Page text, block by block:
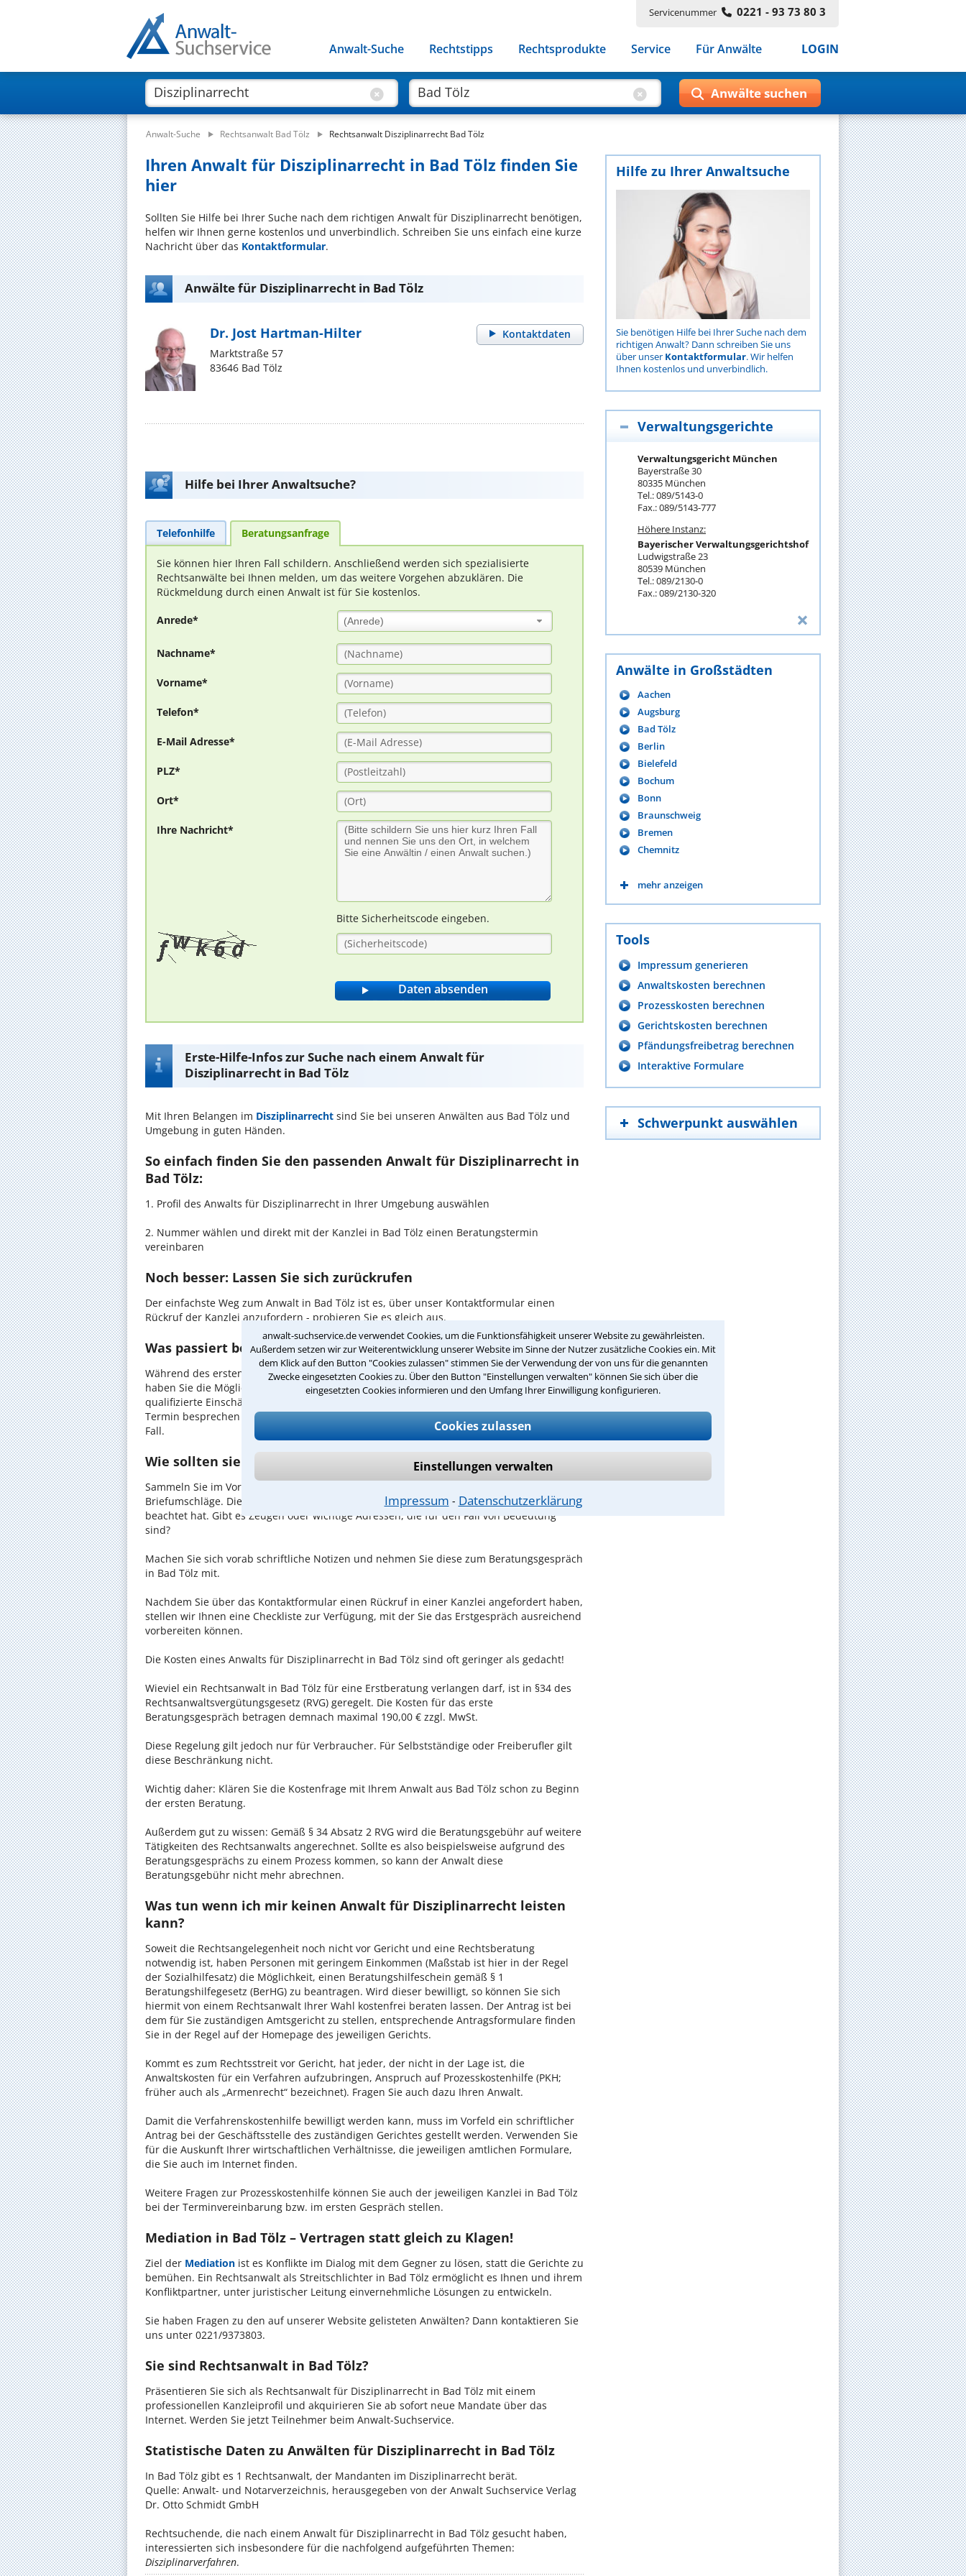
anwalt-suchservice.de verwendet Cookies, um die Funktionsfähigkeit unserer Website zu gewährleisten.
Außerdem setzen wir zur Weiterentwicklung unserer Website im Sinne der Nutzer zusätzliche Cookies ein. Mit
dem Klick auf den Button "Cookies zulassen" stimmen Sie der Verwendung der von uns für die genannten
Zwecke eingesetzten Cookies zu. Über den Button "Einstellungen verwalten" können Sie sich über die
eingesetzten Cookies informieren und den Umfang Ihrer Einwilligung konfigurieren.
Cookies zulassen
Einstellungen verwalten
Impressum ⁃ Datenschutzerklärung
Servicenummer 0221 - 93 73 80 3
Anwalt-Suche Rechtstipps Rechtsprodukte Service Für Anwälte LOGIN
Anwalt-Suche Rechtsanwalt Bad Tölz Rechtsanwalt Disziplinarrecht Bad Tölz
Ihren Anwalt für Disziplinarrecht in Bad Tölz finden Sie
hier
Sollten Sie Hilfe bei Ihrer Suche nach dem richtigen Anwalt für Disziplinarrecht benötigen,
helfen wir Ihnen gerne kostenlos und unverbindlich. Schreiben Sie uns einfach eine kurze
Nachricht über das Kontaktformular.
Anwälte für Disziplinarrecht in Bad Tölz
Kontaktdaten
Dr. Jost Hartman-Hilter
Marktstraße 57
83646 Bad Tölz
Hilfe bei Ihrer Anwaltsuche?
Telefonhilfe Beratungsanfrage
Sie können hier Ihren Fall schildern. Anschließend werden sich spezialisierte
Rechtsanwälte bei Ihnen melden, um das weitere Vorgehen abzuklären. Die
Rückmeldung durch einen Anwalt ist für Sie kostenlos.
Anrede* (Anrede)
Nachname*
Vorname*
Telefon*
E-Mail Adresse*
PLZ*
Ort*
Ihre Nachricht*
Bitte Sicherheitscode eingeben.
Erste-Hilfe-Infos zur Suche nach einem Anwalt für
Disziplinarrecht in Bad Tölz
Mit Ihren Belangen im Disziplinarrecht sind Sie bei unseren Anwälten aus Bad Tölz und
Umgebung in guten Händen.
So einfach finden Sie den passenden Anwalt für Disziplinarrecht in
Bad Tölz:
1. Profil des Anwalts für Disziplinarrecht in Ihrer Umgebung auswählen
2. Nummer wählen und direkt mit der Kanzlei in Bad Tölz einen Beratungstermin
vereinbaren
Noch besser: Lassen Sie sich zurückrufen
Der einfachste Weg zum Anwalt in Bad Tölz ist es, über unser Kontaktformular einen
Rückruf der Kanzlei anzufordern - probieren Sie es gleich aus.
Was passiert beim anwaltlichen Erstgespräch in Bad Tölz?
Während des ersten Gesprächs mit Ihrem Rechtsanwalt für Disziplinarrecht in Bad Tölz
haben Sie die Möglichkeit, in Ruhe den Sachverhalt zu schildern, sodass Sie eine
qualifizierte Einschätzung zu Ihrem Fall und Ihren Erfolgsaussichten erhalten. In diesem
Termin besprechen Sie dann mit Ihrem Anwalt auch die weitere Vorgehensweise in Ihrem
Fall.
Wie sollten sie Sich auf den Termin beim Anwalt vorbereiten?
Sammeln Sie im Vorfeld alle Unterlagen wie z.B. Verträge oder Briefe sowie die
Briefumschläge. Diese könnten mitunter Aufschluss darüber geben, ob der Gegner Fristen
beachtet hat. Gibt es Zeugen oder wichtige Adressen, die für den Fall von Bedeutung
sind?
Machen Sie sich vorab schriftliche Notizen und nehmen Sie diese zum Beratungsgespräch
in Bad Tölz mit.
Nachdem Sie über das Kontaktformular einen Rückruf in einer Kanzlei angefordert haben,
stellen wir Ihnen eine Checkliste zur Verfügung, mit der Sie das Erstgespräch ausreichend
vorbereiten können.
Die Kosten eines Anwalts für Disziplinarrecht in Bad Tölz sind oft geringer als gedacht!
Wieviel ein Rechtsanwalt in Bad Tölz für eine Erstberatung verlangen darf, ist in §34 des
Rechtsanwaltsvergütungsgesetz (RVG) geregelt. Die Kosten für das erste
Beratungsgespräch betragen demnach maximal 190,00 € zzgl. MwSt.
Diese Regelung gilt jedoch nur für Verbraucher. Für Selbstständige oder Freiberufler gilt
diese Beschränkung nicht.
Wichtig daher: Klären Sie die Kostenfrage mit Ihrem Anwalt aus Bad Tölz schon zu Beginn
der ersten Beratung.
Außerdem gut zu wissen: Gemäß § 34 Absatz 2 RVG wird die Beratungsgebühr auf weitere
Tätigkeiten des Rechtsanwalts angerechnet. Sollte es also beispielsweise aufgrund des
Beratungsgesprächs zu einem Prozess kommen, so kann der Anwalt diese
Beratungsgebühr nicht mehr abrechnen.
Was tun wenn ich mir keinen Anwalt für Disziplinarrecht leisten
kann?
Soweit die Rechtsangelegenheit noch nicht vor Gericht und eine Rechtsberatung
notwendig ist, haben Personen mit geringem Einkommen (Maßstab ist hier in der Regel
der Sozialhilfesatz) die Möglichkeit, einen Beratungshilfeschein gemäß § 1
Beratungshilfegesetz (BerHG) zu beantragen. Wird dieser bewilligt, so können Sie sich
hiermit von einem Rechtsanwalt Ihrer Wahl kostenfrei beraten lassen. Der Antrag ist bei
dem für Sie zuständigen Amtsgericht zu stellen, entsprechende Antragsformulare finden
Sie in der Regel auf der Homepage des jeweiligen Gerichts.
Kommt es zum Rechtsstreit vor Gericht, hat jeder, der nicht in der Lage ist, die
Anwaltskosten für ein Verfahren aufzubringen, Anspruch auf Prozesskostenhilfe (PKH;
früher auch als „Armenrecht“ bezeichnet). Fragen Sie auch dazu Ihren Anwalt.
Damit die Verfahrenskostenhilfe bewilligt werden kann, muss im Vorfeld ein schriftlicher
Antrag bei der Geschäftsstelle des zuständigen Gerichtes gestellt werden. Verwenden Sie
für die Auskunft Ihrer wirtschaftlichen Verhältnisse, die jeweiligen amtlichen Formulare,
die Sie auch im Internet finden.
Weitere Fragen zur Prozesskostenhilfe können Sie auch der jeweiligen Kanzlei in Bad Tölz
bei der Terminvereinbarung bzw. im ersten Gespräch stellen.
Mediation in Bad Tölz – Vertragen statt gleich zu Klagen!
Ziel der Mediation ist es Konflikte im Dialog mit dem Gegner zu lösen, statt die Gerichte zu
bemühen. Ein Rechtsanwalt als Streitschlichter in Bad Tölz ermöglicht es Ihnen und ihrem
Konfliktpartner, unter juristischer Leitung einvernehmliche Lösungen zu entwickeln.
Sie haben Fragen zu den auf unserer Website gelisteten Anwälten? Dann kontaktieren Sie
uns unter 0221/9373803.
Sie sind Rechtsanwalt in Bad Tölz?
Präsentieren Sie sich als Rechtsanwalt für Disziplinarrecht in Bad Tölz mit einem
professionellen Kanzleiprofil und akquirieren Sie ab sofort neue Mandate über das
Internet. Werden Sie jetzt Teilnehmer beim Anwalt-Suchservice.
Statistische Daten zu Anwälten für Disziplinarrecht in Bad Tölz
In Bad Tölz gibt es 1 Rechtsanwalt, der Mandanten im Disziplinarrecht berät.
Quelle: Anwalt- und Notarverzeichnis, herausgegeben von der Anwalt Suchservice Verlag
Dr. Otto Schmidt GmbH
Rechtsuchende, die nach einem Anwalt für Disziplinarrecht in Bad Tölz gesucht haben,
interessierten sich insbesondere für die nachfolgend aufgeführten Themen:
Disziplinarverfahren.
Hilfe zu Ihrer Anwaltsuche
Sie benötigen Hilfe bei Ihrer Suche nach dem
richtigen Anwalt? Dann schreiben Sie uns
über unser Kontaktformular. Wir helfen
Ihnen kostenlos und unverbindlich.
Verwaltungsgerichte
Verwaltungsgericht München
Bayerstraße 30
80335 München
Tel.: 089/5143-0
Fax.: 089/5143-777
Höhere Instanz:
Bayerischer Verwaltungsgerichtshof
Ludwigstraße 23
80539 München
Tel.: 089/2130-0
Fax.: 089/2130-320
Anwälte in Großstädten
Aachen
Augsburg
Bad Tölz
Berlin
Bielefeld
Bochum
Bonn
Braunschweig
Bremen
Chemnitz
mehr anzeigen
Tools
Impressum generieren
Anwaltskosten berechnen
Prozesskosten berechnen
Gerichtskosten berechnen
Pfändungsfreibetrag berechnen
Interaktive Formulare
Schwerpunkt auswählen